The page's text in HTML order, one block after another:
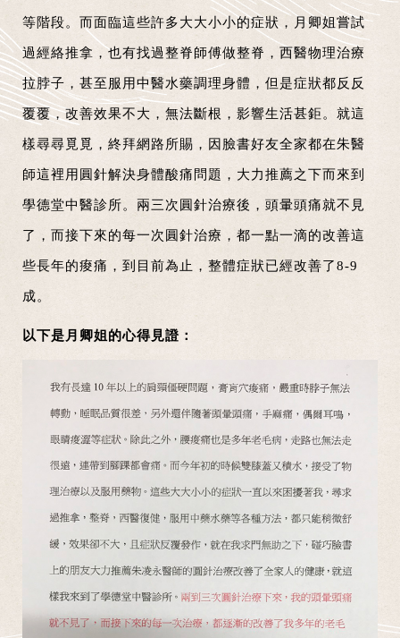
等階段。而面臨這些許多大大小小的症狀，月卿姐嘗試
過經絡推拿，也有找過整脊師傅做整脊，西醫物理治療
拉脖子，甚至服用中醫水藥調理身體，但是症狀都反反
覆覆，改善效果不大，無法斷根，影響生活甚鉅。就這
樣尋尋覓覓，終拜網路所賜，因臉書好友全家都在朱醫
師這裡用圓針解決身體酸痛問題，大力推薦之下而來到
學德堂中醫診所。兩三次圓針治療後，頭暈頭痛就不見
了，而接下來的每一次圓針治療，都一點一滴的改善這
些長年的痠痛，到目前為止，整體症狀已經改善了8-9
成。
以下是月卿姐的心得見證：